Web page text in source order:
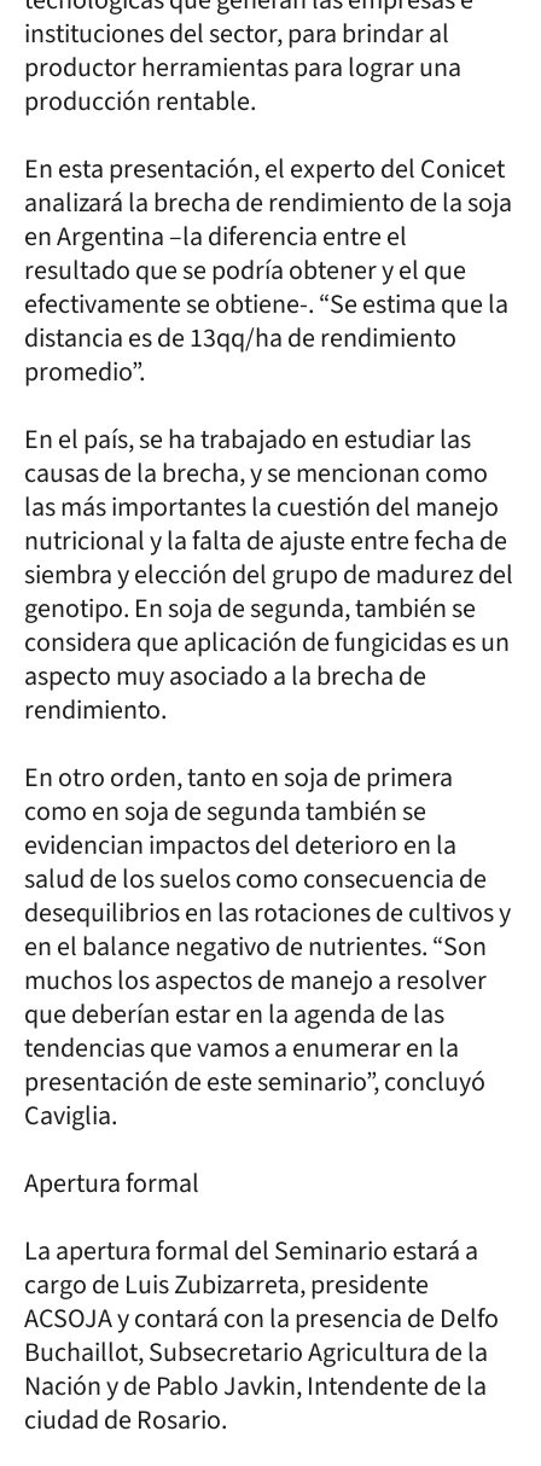
instituciones del sector, para brindar al
productor herramientas para lograr una
producción rentable.
En esta presentación, el experto del Conicet
analizará la brecha de rendimiento de la soja
en Argentina –la diferencia entre el
resultado que se podría obtener y el que
efectivamente se obtiene-. “Se estima que la
distancia es de 13qq/ha de rendimiento
promedio”.
En el país, se ha trabajado en estudiar las
causas de la brecha, y se mencionan como
las más importantes la cuestión del manejo
nutricional y la falta de ajuste entre fecha de
siembra y elección del grupo de madurez del
genotipo. En soja de segunda, también se
considera que aplicación de fungicidas es un
aspecto muy asociado a la brecha de
rendimiento.
En otro orden, tanto en soja de primera
como en soja de segunda también se
evidencian impactos del deterioro en la
salud de los suelos como consecuencia de
desequilibrios en las rotaciones de cultivos y
en el balance negativo de nutrientes. “Son
muchos los aspectos de manejo a resolver
que deberían estar en la agenda de las
tendencias que vamos a enumerar en la
presentación de este seminario”, concluyó
Caviglia.
Apertura formal
La apertura formal del Seminario estará a
cargo de Luis Zubizarreta, presidente
ACSOJA y contará con la presencia de Delfo
Buchaillot, Subsecretario Agricultura de la
Nación y de Pablo Javkin, Intendente de la
ciudad de Rosario.